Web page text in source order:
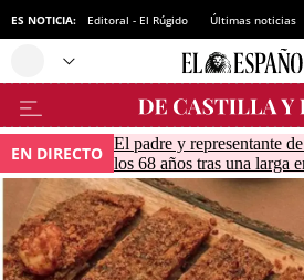
ES NOTICIA: Editoral - El Rúgido Últimas noticias
EN DIRECTO El padre y representante
los 68 años tras una larga